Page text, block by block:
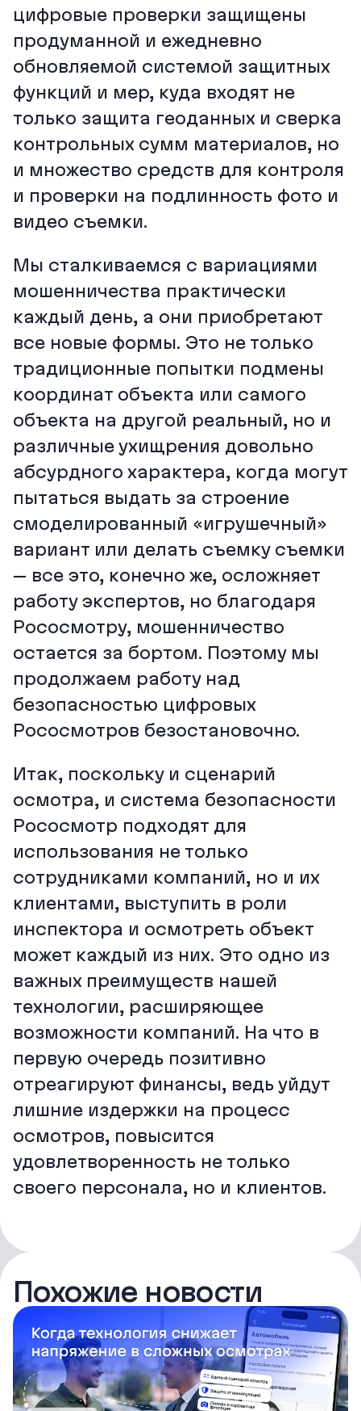
цифровые проверки защищены
продуманной и ежедневно
обновляемой системой защитных
функций и мер, куда входят не
только защита геоданных и сверка
контрольных сумм материалов, но
и множество средств для контроля
и проверки на подлинность фото и
видео съемки.
Мы сталкиваемся с вариациями
мошенничества практически
каждый день, а они приобретают
все новые формы. Это не только
традиционные попытки подмены
координат объекта или самого
объекта на другой реальный, но и
различные ухищрения довольно
абсурдного характера, когда могут
пытаться выдать за строение
смоделированный «игрушечный»
вариант или делать съемку съемки
– все это, конечно же, осложняет
работу экспертов, но благодаря
Рососмотру, мошенничество
остается за бортом. Поэтому мы
продолжаем работу над
безопасностью цифровых
Рососмотров безостановочно.
Итак, поскольку и сценарий
осмотра, и система безопасности
Рососмотр подходят для
использования не только
сотрудниками компаний, но и их
клиентами, выступить в роли
инспектора и осмотреть объект
может каждый из них. Это одно из
важных преимуществ нашей
технологии, расширяющее
возможности компаний. На что в
первую очередь позитивно
отреагируют финансы, ведь уйдут
лишние издержки на процесс
осмотров, повысится
удовлетворенность не только
своего персонала, но и клиентов.
Похожие новости